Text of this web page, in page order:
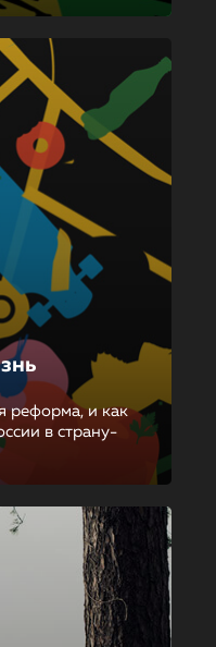
реформа, и как
в страну-